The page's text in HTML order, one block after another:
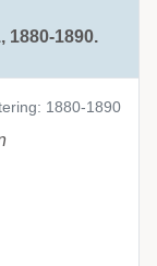
1880-1890.
1880-1890